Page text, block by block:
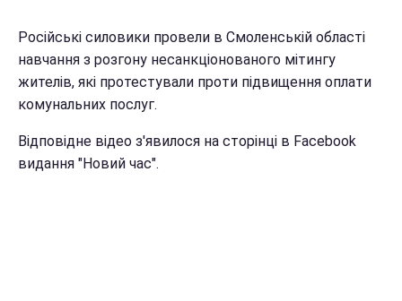
Російські силовики провели в Смоленській області
навчання з розгону несанкціонованого мітингу
жителів, які протестували проти підвищення оплати
комунальних послуг.
Відповідне відео з'явилося на сторінці в Facebook
видання "Новий час".